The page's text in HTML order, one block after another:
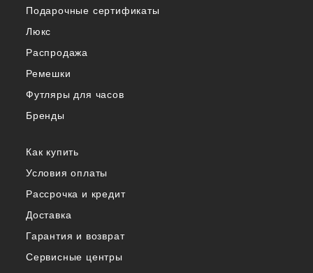
Подарочные сертификаты
Люкс
Распродажа
Ремешки
Футляры для часов
Бренды
Как купить
Условия оплаты
Рассрочка и кредит
Доставка
Гарантия и возврат
Сервисные центры